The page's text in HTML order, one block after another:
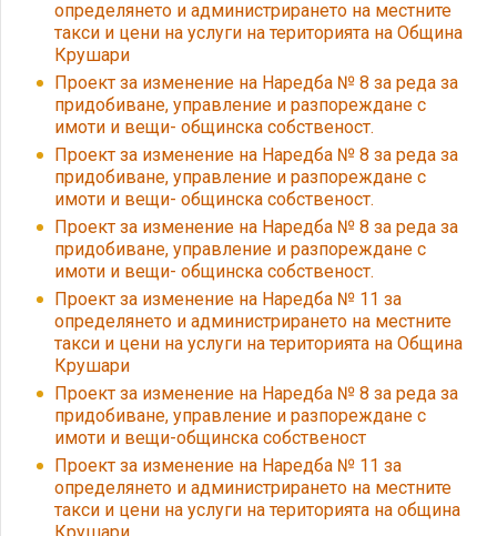
определянето и администрирането на местните
такси и цени на услуги на територията на Община
Крушари
Проект за изменение на Наредба № 8 за реда за
придобиване, управление и разпореждане с
имоти и вещи- общинска собственост.
Проект за изменение на Наредба № 8 за реда за
придобиване, управление и разпореждане с
имоти и вещи- общинска собственост.
Проект за изменение на Наредба № 8 за реда за
придобиване, управление и разпореждане с
имоти и вещи- общинска собственост.
Проект за изменение на Наредба № 11 за
определянето и администрирането на местните
такси и цени на услуги на територията на Община
Крушари
Проект за изменение на Наредба № 8 за реда за
придобиване, управление и разпореждане с
имоти и вещи-общинска собственост
Проект за изменение на Наредба № 11 за
определянето и администрирането на местните
такси и цени на услуги на територията на община